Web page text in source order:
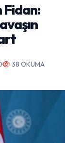
Fidan:
38 OKUMA